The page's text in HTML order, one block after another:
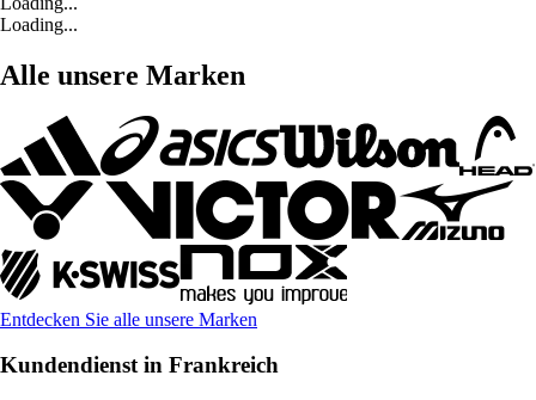
Loading...
Alle unsere Marken
Entdecken Sie alle unsere Marken
Kundendienst in Frankreich